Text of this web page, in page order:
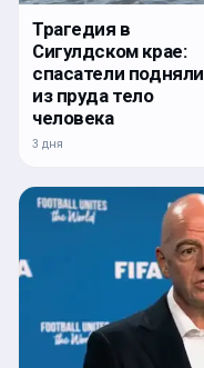
Трагедия в
Сигулдском крае:
спасатели подняли
из пруда тело
человека
3 дня